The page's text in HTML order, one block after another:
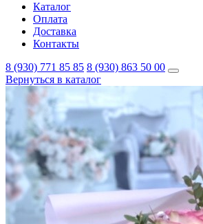
Каталог
Оплата
Доставка
Контакты
8 (930) 771 85 85 8 (930) 863 50 00
Вернуться в каталог